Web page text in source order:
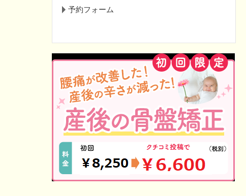
予約フォーム